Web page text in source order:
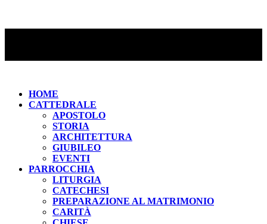
HOME
CATTEDRALE
APOSTOLO
STORIA
ARCHITETTURA
GIUBILEO
EVENTI
PARROCCHIA
LITURGIA
CATECHESI
PREPARAZIONE AL MATRIMONIO
CARITÀ